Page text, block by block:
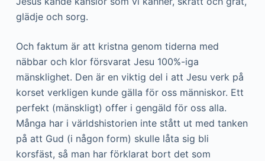
glädje och sorg.
Och faktum är att kristna genom tiderna med
näbbar och klor försvarat Jesu 100%-iga
mänsklighet. Den är en viktig del i att Jesu verk på
korset verkligen kunde gälla för oss människor. Ett
perfekt (mänskligt) offer i gengäld för oss alla.
Många har i världshistorien inte stått ut med tanken
på att Gud (i någon form) skulle låta sig bli
korsfäst, så man har förklarat bort det som